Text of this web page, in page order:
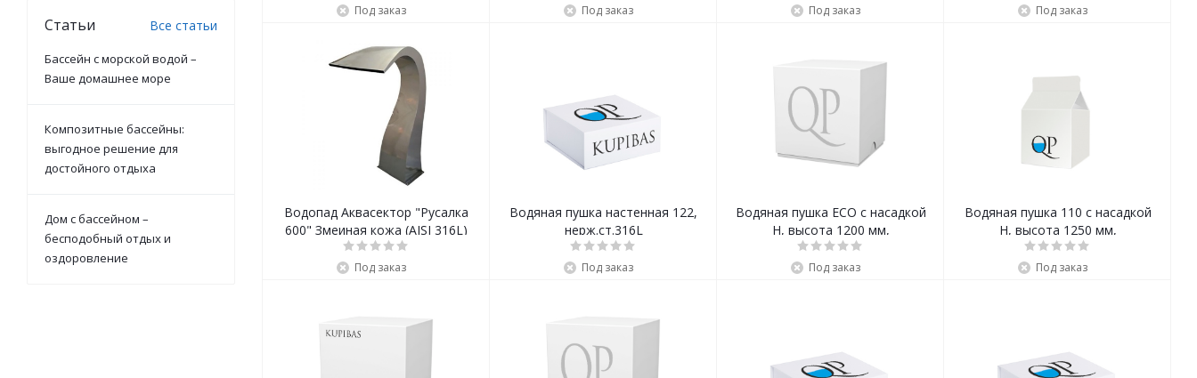
Под заказ Под заказ Под заказ Под заказ
Водопад Аквасектор "Русалка
600" Змеиная кожа (AISI 316L)
Под заказ
Водяная пушка настенная 122,
нерж.ст.316L
Под заказ
Водяная пушка ECO с насадкой
H, высота 1200 мм,
нерж.ст.316L
Под заказ
Водяная пушка 110 с насадкой
H, высота 1250 мм,
нерж.ст.316L
Под заказ
Статьи Все статьи
Бассейн с морской водой –
Ваше домашнее море
Композитные бассейны:
выгодное решение для
достойного отдыха
Дом с бассейном –
бесподобный отдых и
оздоровление